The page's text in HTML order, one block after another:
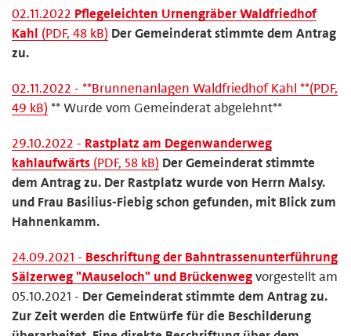
02.11.2022 Pflegeleichten Urnengräber Waldfriedhof
Kahl (PDF, 48 kB) Der Gemeinderat stimmte dem Antrag
zu.
02.11.2022 - **Brunnenanlagen Waldfriedhof Kahl **(PDF,
49 kB) ** Wurde vom Gemeinderat abgelehnt**
29.10.2022 - Rastplatz am Degenwanderweg
kahlaufwärts (PDF, 58 kB) Der Gemeinderat stimmte
dem Antrag zu. Der Rastplatz wurde von Herrn Malsy.
und Frau Basilius-Fiebig schon gefunden, mit Blick zum
Hahnenkamm.
24.09.2021 - Beschriftung der Bahntrassenunterführung
Sälzerweg "Mauseloch" und Brückenwegvorgestellt am
05.10.2021 - Der Gemeinderat stimmte dem Antrag zu.
Zur Zeit werden die Entwürfe für die Beschilderung